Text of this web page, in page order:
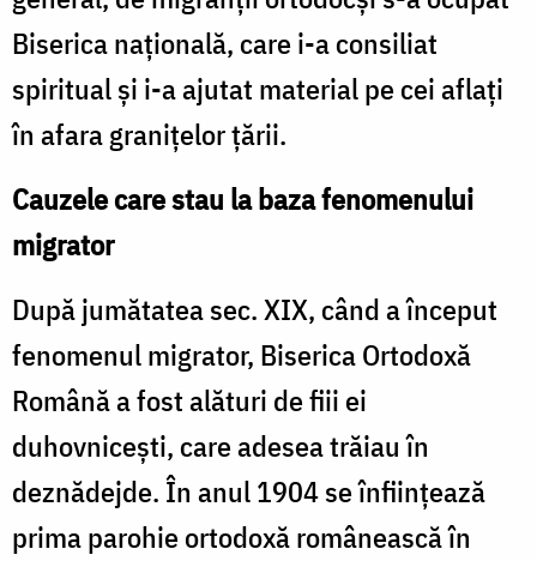
Biserica naţională, care i-a consiliat
spiritual şi i-a ajutat material pe cei aflaţi
în afara graniţelor ţării.
Cauzele care stau la baza fenomenului
migrator
După jumătatea sec. XIX, când a început
fenomenul migrator, Biserica Ortodoxă
Română a fost alături de fiii ei
duhovniceşti, care adesea trăiau în
deznădejde. În anul 1904 se înfiinţează
prima parohie ortodoxă românească în